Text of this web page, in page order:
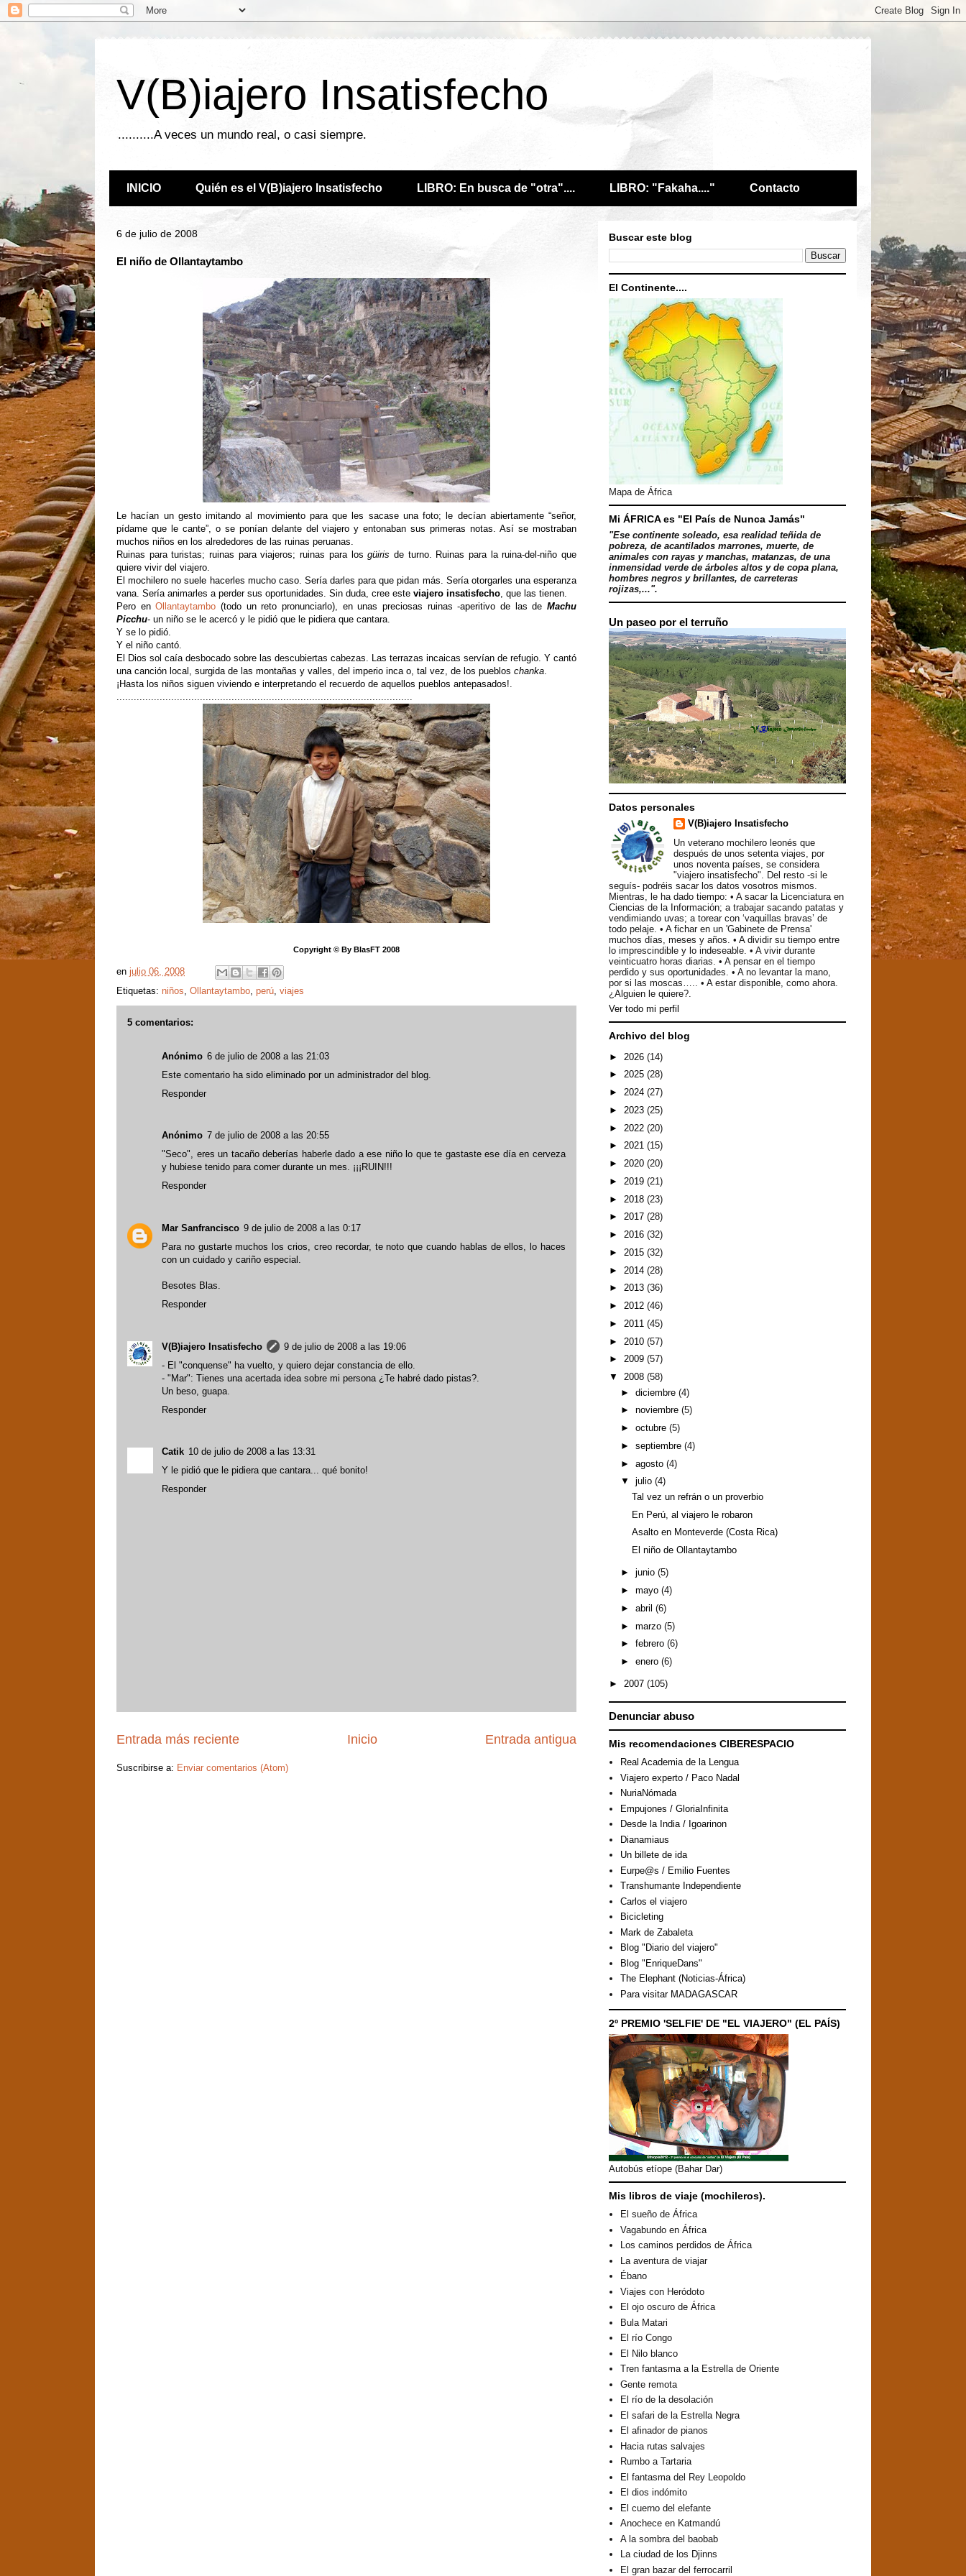
V(B)iajero Insatisfecho
..........A veces un mundo real, o casi siempre.
INICIO Quién es el V(B)iajero Insatisfecho LIBRO: En busca de "otra".... LIBRO: "Fakaha...." Contacto
6 de julio de 2008
El niño de Ollantaytambo
Le hacían un gesto imitando al movimiento para que les sacase una foto; le decían abiertamente “señor,
pídame que le cante”, o se ponían delante del viajero y entonaban sus primeras notas. Así se mostraban
muchos niños en los alrededores de las ruinas peruanas.
Ruinas para turistas; ruinas para viajeros; ruinas para losgüiris de turno. Ruinas para la ruina-del-niño que
quiere vivir del viajero.
El mochilero no suele hacerles mucho caso. Sería darles para que pidan más. Sería otorgarles una esperanza
vana. Sería animarles a perder sus oportunidades. Sin duda, cree este viajero insatisfecho, que las tienen.
Pero enOllantaytambo (todo un reto pronunciarlo), en unas preciosas ruinas -aperitivo de las deMachu
Picchu- un niño se le acercó y le pidió que le pidiera que cantara.
Y se lo pidió.
Y el niño cantó.
El Dios sol caía desbocado sobre las descubiertas cabezas. Las terrazas incaicas servían de refugio. Y cantó
una canción local, surgida de las montañas y valles, del imperio inca o, tal vez, de los pueblos chanka.
¡Hasta los niños siguen viviendo e interpretando el recuerdo de aquellos pueblos antepasados!.
.......................................................................................................
Copyright © By BlasFT 2008
en julio 06, 2008
Etiquetas: niños, Ollantaytambo, perú, viajes
5 comentarios:
Anónimo 6 de julio de 2008 a las 21:03
Este comentario ha sido eliminado por un administrador del blog.
Responder
Anónimo 7 de julio de 2008 a las 20:55
"Seco", eres un tacaño deberías haberle dado a ese niño lo que te gastaste ese día en cerveza
y hubiese tenido para comer durante un mes. ¡¡¡RUIN!!!
Responder
Mar Sanfrancisco 9 de julio de 2008 a las 0:17
Para no gustarte muchos los crios, creo recordar, te noto que cuando hablas de ellos, lo haces
con un cuidado y cariño especial.
Besotes Blas.
Responder
V(B)iajero Insatisfecho
9 de julio de 2008 a las 19:06
- El "conquense" ha vuelto, y quiero dejar constancia de ello.
- "Mar": Tienes una acertada idea sobre mi persona ¿Te habré dado pistas?.
Un beso, guapa.
Responder
Catik 10 de julio de 2008 a las 13:31
Y le pidió que le pidiera que cantara... qué bonito!
Responder
Entrada más reciente Entrada antigua
Inicio
Suscribirse a: Enviar comentarios (Atom)
Buscar este blog
El Continente....
Mapa de África
Mi ÁFRICA es "El País de Nunca Jamás"
"Ese continente soleado, esa realidad teñida de
pobreza, de acantilados marrones, muerte, de
animales con rayas y manchas, matanzas, de una
inmensidad verde de árboles altos y de copa plana,
hombres negros y brillantes, de carreteras
rojizas,...".
Un paseo por el terruño
Datos personales
V(B)iajero Insatisfecho
Un veterano mochilero leonés que
después de unos setenta viajes, por
unos noventa países, se considera
"viajero insatisfecho". Del resto -si le
seguís- podréis sacar los datos vosotros mismos.
Mientras, le ha dado tiempo: • A sacar la Licenciatura en
Ciencias de la Información; a trabajar sacando patatas y
vendimiando uvas; a torear con ‘vaquillas bravas’ de
todo pelaje. • A fichar en un 'Gabinete de Prensa'
muchos días, meses y años. • A dividir su tiempo entre
lo imprescindible y lo indeseable. • A vivir durante
veinticuatro horas diarias. • A pensar en el tiempo
perdido y sus oportunidades. • A no levantar la mano,
por si las moscas….. • A estar disponible, como ahora.
¿Alguien le quiere?.
Ver todo mi perfil
Archivo del blog
► 2026 (14)
► 2025 (28)
► 2024 (27)
► 2023 (25)
► 2022 (20)
► 2021 (15)
► 2020 (20)
► 2019 (21)
► 2018 (23)
► 2017 (28)
► 2016 (32)
► 2015 (32)
► 2014 (28)
► 2013 (36)
► 2012 (46)
► 2011 (45)
► 2010 (57)
► 2009 (57)
▼ 2008 (58)
► diciembre (4)
► noviembre (5)
► octubre (5)
► septiembre (4)
► agosto (4)
▼ julio (4)
Tal vez un refrán o un proverbio
En Perú, al viajero le robaron
Asalto en Monteverde (Costa Rica)
El niño de Ollantaytambo
► junio (5)
► mayo (4)
► abril (6)
► marzo (5)
► febrero (6)
► enero (6)
► 2007 (105)
Denunciar abuso
Mis recomendaciones CIBERESPACIO
Real Academia de la Lengua
Viajero experto / Paco Nadal
NuriaNómada
Empujones / GloriaInfinita
Desde la India / Igoarinon
Dianamiaus
Un billete de ida
Eurpe@s / Emilio Fuentes
Transhumante Independiente
Carlos el viajero
Bicicleting
Mark de Zabaleta
Blog "Diario del viajero"
Blog "EnriqueDans"
The Elephant (Noticias-África)
Para visitar MADAGASCAR
2º PREMIO 'SELFIE' DE "EL VIAJERO" (EL PAÍS)
Autobús etíope (Bahar Dar)
Mis libros de viaje (mochileros).
El sueño de África
Vagabundo en África
Los caminos perdidos de África
La aventura de viajar
Ébano
Viajes con Heródoto
El ojo oscuro de África
Bula Matari
El río Congo
El Nilo blanco
Tren fantasma a la Estrella de Oriente
Gente remota
El río de la desolación
El safari de la Estrella Negra
El afinador de pianos
Hacia rutas salvajes
Rumbo a Tartaria
El fantasma del Rey Leopoldo
El dios indómito
El cuerno del elefante
Anochece en Katmandú
A la sombra del baobab
La ciudad de los Djinns
El gran bazar del ferrocarril